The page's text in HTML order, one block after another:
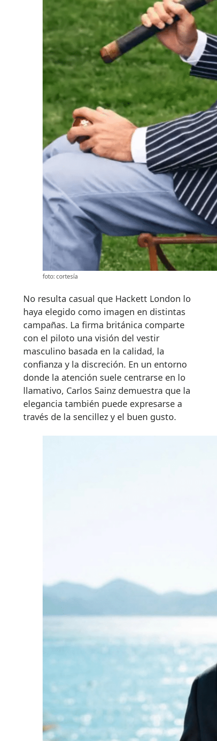
foto: cortesía
No resulta casual que Hackett London lo
haya elegido como imagen en distintas
campañas. La firma británica comparte
con el piloto una visión del vestir
masculino basada en la calidad, la
confianza y la discreción. En un entorno
donde la atención suele centrarse en lo
llamativo, Carlos Sainz demuestra que la
elegancia también puede expresarse a
través de la sencillez y el buen gusto.